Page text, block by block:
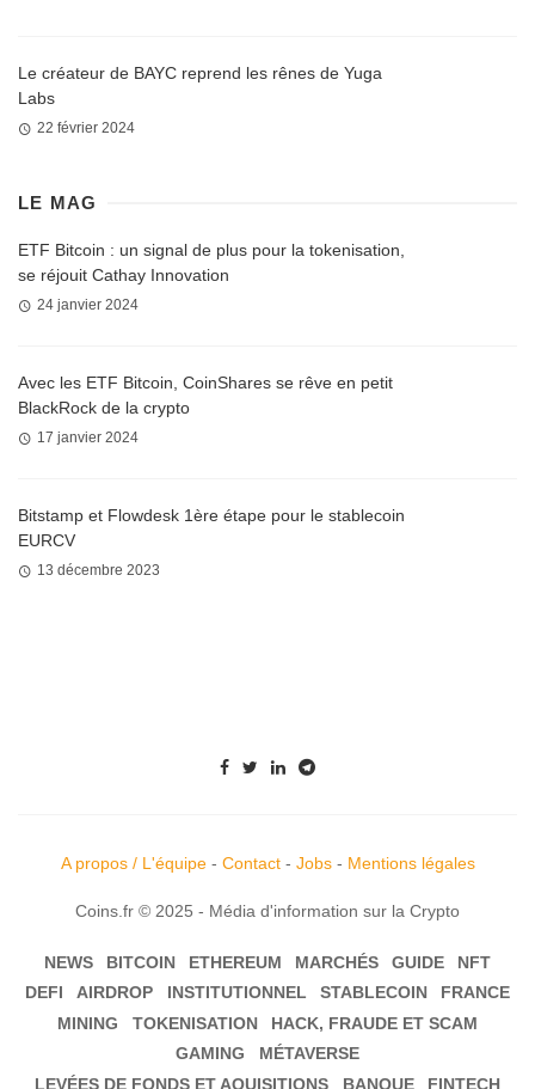
Le créateur de BAYC reprend les rênes de Yuga
Labs
22 février 2024
LE MAG
ETF Bitcoin : un signal de plus pour la tokenisation,
se réjouit Cathay Innovation
24 janvier 2024
Avec les ETF Bitcoin, CoinShares se rêve en petit
BlackRock de la crypto
17 janvier 2024
Bitstamp et Flowdesk 1ère étape pour le stablecoin
EURCV
13 décembre 2023
A propos / L'équipe- Contact- Jobs- Mentions légales
Coins.fr © 2025 - Média d'information sur la Crypto
NEWS BITCOIN ETHEREUM MARCHÉS GUIDE
NFT
DEFI
AIRDROP INSTITUTIONNEL STABLECOIN
FRANCE
MINING
TOKENISATION
HACK, FRAUDE ET SCAM
GAMING
MÉTAVERSE
LEVÉES DE FONDS ET AQUISITIONS
BANQUE FINTECH